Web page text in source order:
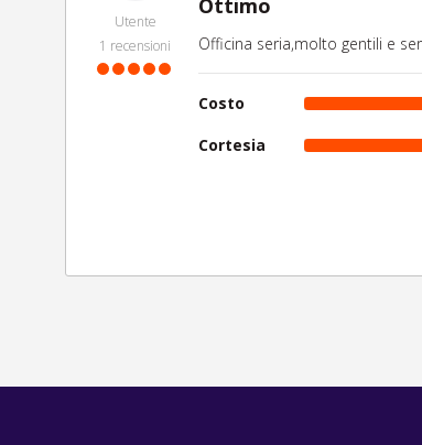
Utente
1 recensioni
Ottimo
Officina seria,molto gentili e
Costo
Cortesia